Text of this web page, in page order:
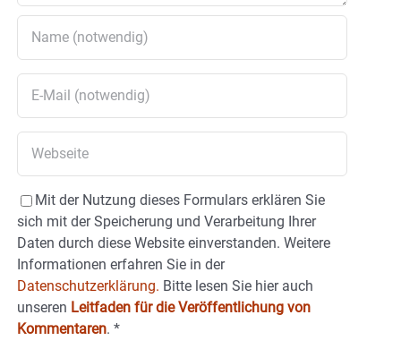
Mit der Nutzung dieses Formulars erklären Sie
sich mit der Speicherung und Verarbeitung Ihrer
Daten durch diese Website einverstanden. Weitere
Informationen erfahren Sie in der
Datenschutzerklärung. Bitte lesen Sie hier auch
unseren Leitfaden für die Veröffentlichung von
Kommentaren. *